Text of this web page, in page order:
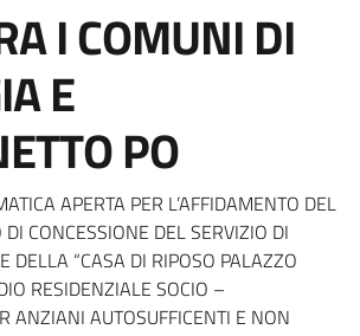
I COMUNI DI
E
PO
APERTA PER L’AFFIDAMENTO DEL
CONCESSIONE DEL SERVIZIO DI
DELLA “CASA DI RIPOSO PALAZZO
RESIDENZIALE SOCIO –
ANZIANI AUTOSUFFICENTI E NON